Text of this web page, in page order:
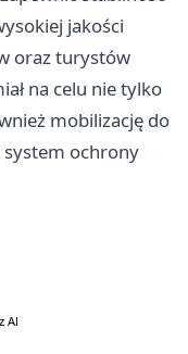
jakości
oraz turystów
na celu nie tylko
mobilizację do
system ochrony